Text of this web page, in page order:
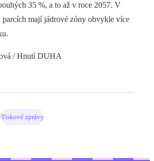
35 %, a to až v roce 2057. V
parcích mají jádrové zóny obvykle více
/ Hnutí DUHA
Tiskové zprávy